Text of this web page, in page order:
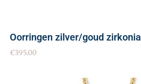
Oorringen zilver/goud zirkonia
€395.00